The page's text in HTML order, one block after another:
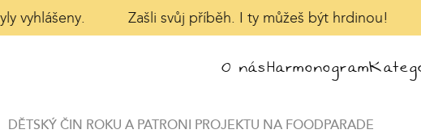
vyhlášeny. Zašli svůj příběh. I ty můžeš být hrdinou!
O násHarmonogram
DĚTSKÝ ČIN ROKU A PATRONI PROJEKTU NA FOODPARADE